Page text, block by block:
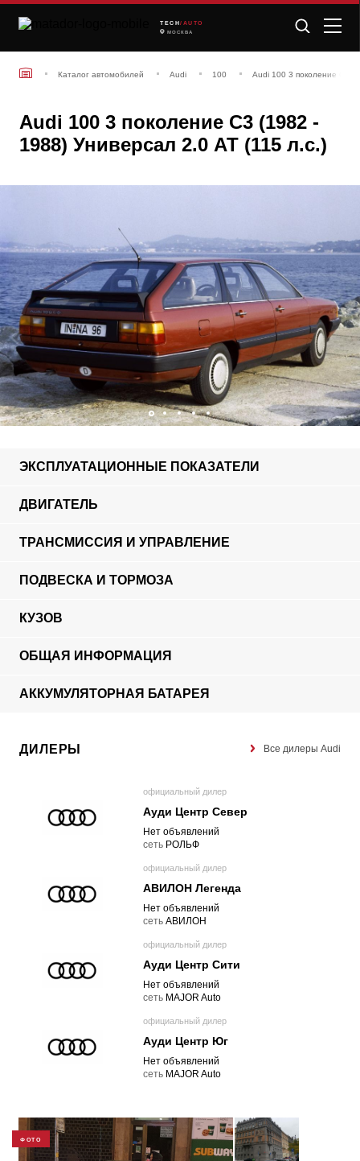
TECH /AUTO
МОСКВА
Каталог автомобилей Audi 100 Audi 100 3 поколение С3
Audi 100 3 поколение С3 (1982 -
1988) Универсал 2.0 АТ (115 л.с.)
ЭКСПЛУАТАЦИОННЫЕ ПОКАЗАТЕЛИ
ДВИГАТЕЛЬ
ТРАНСМИССИЯ И УПРАВЛЕНИЕ
ПОДВЕСКА И ТОРМОЗА
КУЗОВ
ОБЩАЯ ИНФОРМАЦИЯ
АККУМУЛЯТОРНАЯ БАТАРЕЯ
ДИЛЕРЫ Все дилеры Audi
официальный дилер
Ауди Центр Север
Нет объявлений
cеть РОЛЬФ
официальный дилер
АВИЛОН Легенда
Нет объявлений
cеть АВИЛОН
официальный дилер
Ауди Центр Сити
Нет объявлений
cеть MAJOR Auto
официальный дилер
Ауди Центр Юг
Нет объявлений
cеть MAJOR Auto
ФОТО